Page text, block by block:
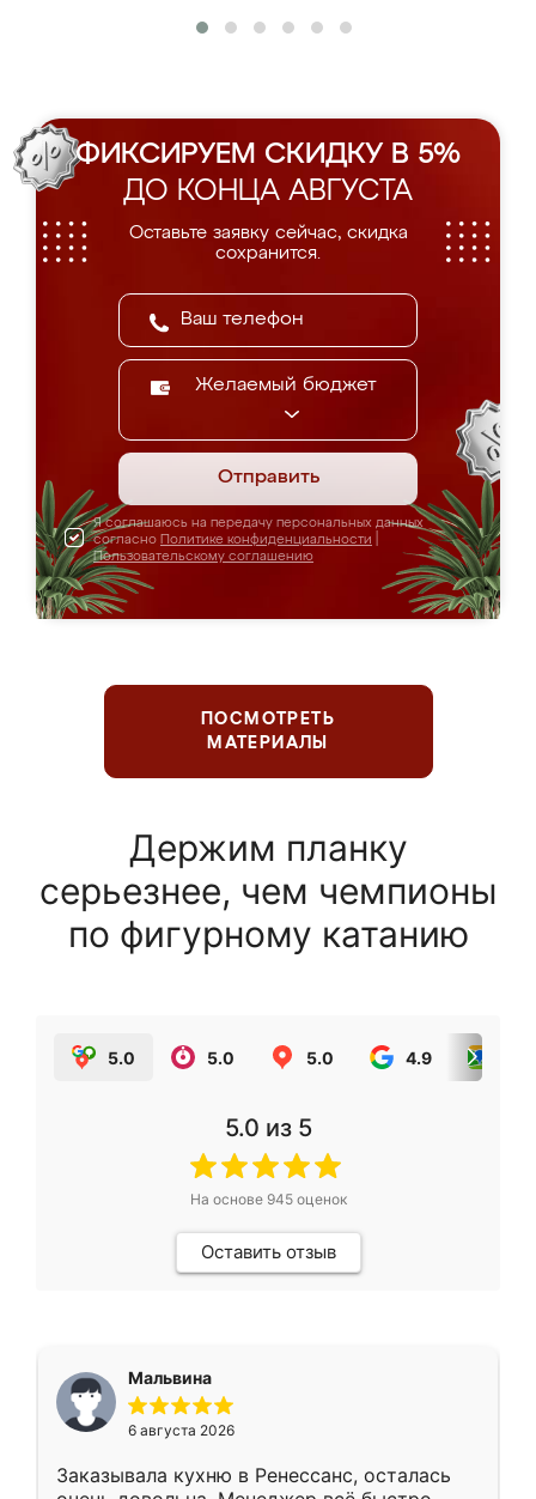
ФИКСИРУЕМ СКИДКУ В 5%
ДО КОНЦА АВГУСТА
Оставьте заявку сейчас, скидка
сохранится.
Желаемый бюджет
Отправить
Я соглашаюсь на передачу персональных данных
согласно Политике конфиденциальности
Пользовательскому соглашению
ПОСМОТРЕТЬ
МАТЕРИАЛЫ
Держим планку
серьезнее, чем чемпионы
по фигурному катанию
5.0 5.0 5.0 4.9
5.0 из 5
На основе 945оценок
Оставить отзыв
Мальвина
6 августа 2026
Заказывала кухню в Ренессанс, осталась